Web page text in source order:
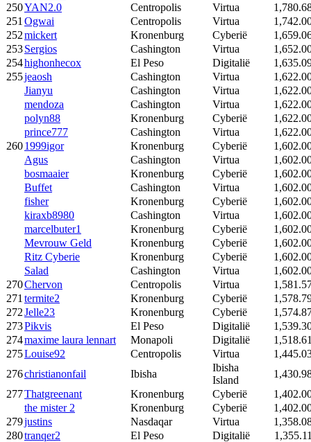
250YAN2.0 Centropolis Virtua
251 Ogwai Centropolis Virtua
252mickert Kronenburg Cyberië
253Sergios Cashington Virtua
254highonhecox El Peso Digitalië
255jeaosh Cashington Virtua
Jianyu
Cashington Virtua
mendoza
Cashington Virtua
polyn88
Kronenburg Cyberië
prince777
Cashington Virtua
2601999igor Kronenburg Cyberië
Agus
Cashington Virtua
bosmaaier
Kronenburg Cyberië
Buffet
Cashington Virtua
fisher
Kronenburg Cyberië
kiraxb8980
Cashington Virtua
marcelbuter1
Kronenburg Cyberië
Mevrouw Geld
Kronenburg Cyberië
Ritz Cyberie
Kronenburg Cyberië
Salad
Cashington Virtua
270Chervon Centropolis Virtua
271 termite2 Kronenburg Cyberië
272Jelle23 Kronenburg Cyberië
273Pikvis El Peso Digitalië
274maxime laura lennart Monapoli Digitalië
275Louise92 Centropolis Virtua
276christianonfail Ibisha
Ibisha
Island
277Thatgreenant Kronenburg Cyberië
the mister 2
Kronenburg Cyberië
279justins Nasdaqar Virtua
280tranqer2 El Peso Digitalië